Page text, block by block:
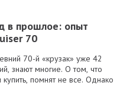
в прошлое: опыт
70
70-й «крузак» уже 42
знают многие. О том, что
купить, помнят не все. Однако